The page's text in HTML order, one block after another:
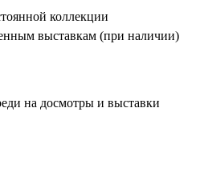
коллекции
выставкам (при наличии)
на досмотры и выставки